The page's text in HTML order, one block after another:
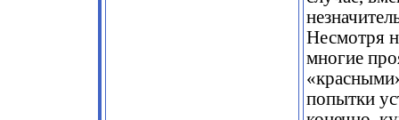
Несмотря
многие
попытки